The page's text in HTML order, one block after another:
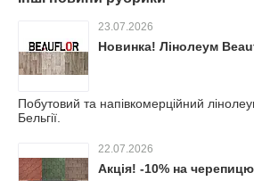
23.07.2026
Новинка! Лінолеум
Побутовий та напівкомерційний
Бельгії.
22.07.2026
Акція! -10% на